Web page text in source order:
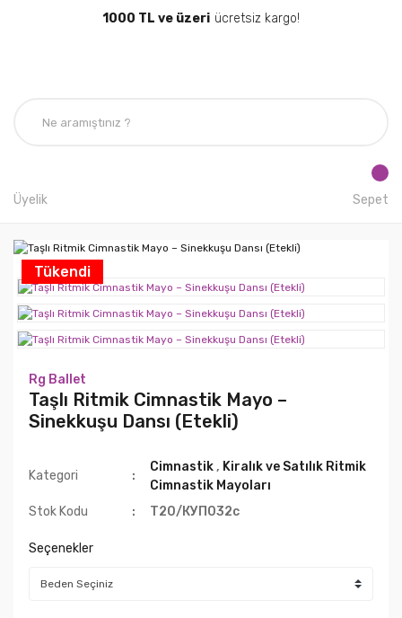
1000 TL ve üzeri ücretsiz kargo!
Üyelik Sepet
Tükendi
Rg Ballet
Taşlı Ritmik Cimnastik Mayo –
Sinekkuşu Dansı (Etekli)
Kategori
Cimnastik, Kiralık ve Satılık Ritmik
Cimnastik Mayoları
Stok Kodu
Т20/КУП032с
Seçenekler